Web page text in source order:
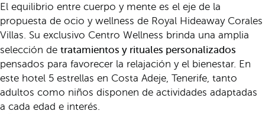
El equilibrio entre cuerpo y mente es el eje de la
propuesta de ocio y wellness de Royal Hideaway Corales
Villas. Su exclusivo Centro Wellness brinda una amplia
selección de tratamientos y rituales personalizados
pensados para favorecer la relajación y el bienestar. En
este hotel 5 estrellas en Costa Adeje, Tenerife, tanto
adultos como niños disponen de actividades adaptadas
a cada edad e interés.